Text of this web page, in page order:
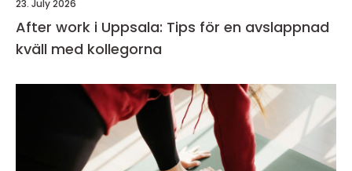
23. July 2026
After work i Uppsala: Tips för en avslappnad
kväll med kollegorna